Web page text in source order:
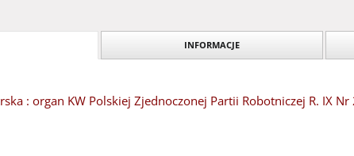
INFORMACJE
: organ KW Polskiej Zjednoczonej Partii Robotniczej R. IX